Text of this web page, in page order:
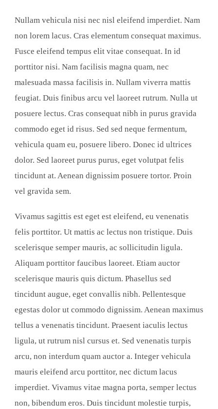
Nullam vehicula nisi nec nisl eleifend imperdiet. Nam
non lorem lacus. Cras elementum consequat maximus.
Fusce eleifend tempus elit vitae consequat. In id
porttitor nisi. Nam facilisis magna quam, nec
malesuada massa facilisis in. Nullam viverra mattis
feugiat. Duis finibus arcu vel laoreet rutrum. Nulla ut
posuere lectus. Cras consequat nibh in purus gravida
commodo eget id risus. Sed sed neque fermentum,
vehicula quam eu, posuere libero. Donec id ultrices
dolor. Sed laoreet purus purus, eget volutpat felis
tincidunt at. Aenean dignissim posuere tortor. Proin
vel gravida sem.
Vivamus sagittis est eget est eleifend, eu venenatis
felis porttitor. Ut mattis ac lectus non tristique. Duis
scelerisque semper mauris, ac sollicitudin ligula.
Aliquam porttitor faucibus laoreet. Etiam auctor
scelerisque mauris quis dictum. Phasellus sed
tincidunt augue, eget convallis nibh. Pellentesque
egestas dolor ut commodo dignissim. Aenean maximus
tellus a venenatis tincidunt. Praesent iaculis lectus
ligula, ut rutrum nisl cursus et. Sed venenatis turpis
arcu, non interdum quam auctor a. Integer vehicula
mauris eleifend arcu porttitor, nec dictum lacus
imperdiet. Vivamus vitae magna porta, semper lectus
non, bibendum eros. Duis tincidunt molestie turpis,